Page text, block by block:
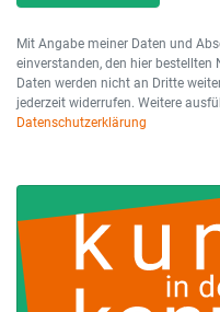
Mit Angabe meiner Daten und
einverstanden, den hier bestellten
Daten werden nicht an Dritte
jederzeit widerrufen. Weitere
Datenschutzerklärung